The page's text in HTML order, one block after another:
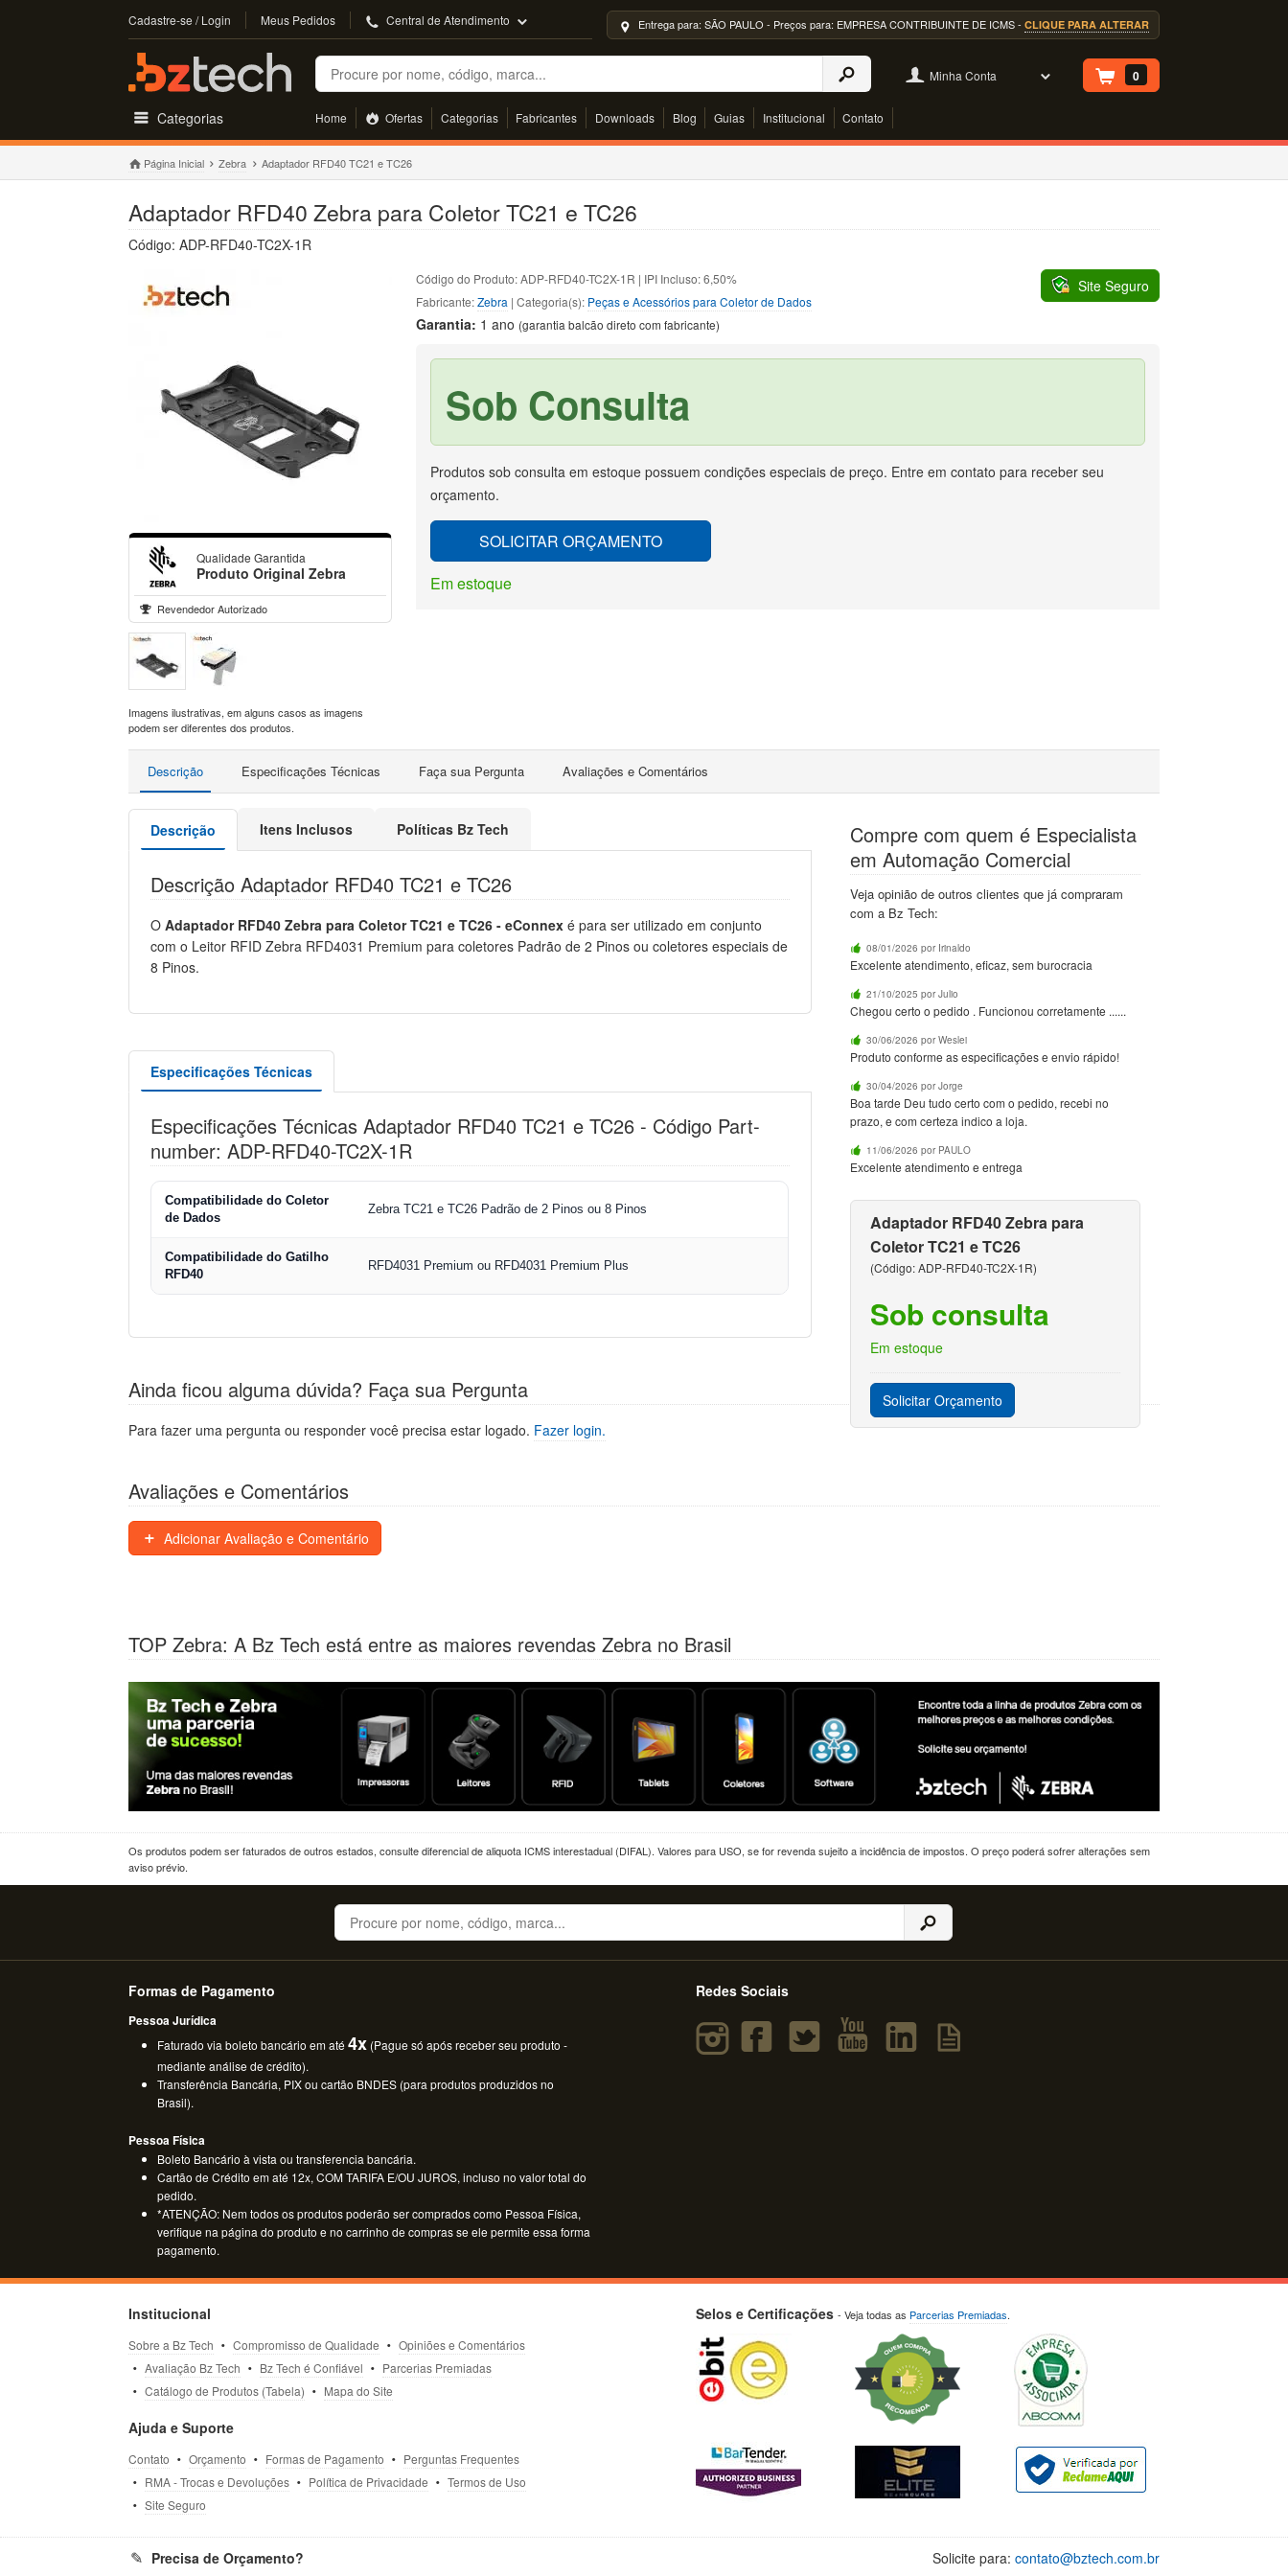
Cadastre-se / Login Meus Pedidos Central de Atendimento Entrega para: SÃO PAULO - Preços para: EMPRESA CONTRIBUINTE DE ICMS - CLIQUE PARA ALTERAR
Buscar
Minha Conta 0
Categorias Home Ofertas Categorias Fabricantes Downloads Blog Guias Institucional Contato
Página Inicial Zebra Adaptador RFD40 TC21 e TC26
Adaptador RFD40 Zebra para Coletor TC21 e TC26
Código: ADP-RFD40-TC2X-1R
Site Seguro
Qualidade Garantida
Produto Original Zebra
Revendedor Autorizado
Imagens ilustrativas, em alguns casos as imagens
podem ser diferentes dos produtos.
Código do Produto: ADP-RFD40-TC2X-1R | IPI Incluso: 6,50%
Fabricante:Zebra | Categoria(s): Peças e Acessórios para Coletor de Dados
Garantia: 1 ano (garantia balcão direto com fabricante)
Sob Consulta
Produtos sob consulta em estoque possuem condições especiais de preço. Entre em contato para receber seu
orçamento.
SOLICITAR ORÇAMENTO
Em estoque
Descrição Especificações Técnicas Faça sua Pergunta Avaliações e Comentários
Descrição Itens Inclusos Políticas Bz Tech
Descrição Adaptador RFD40 TC21 e TC26
OAdaptador RFD40 Zebra para Coletor TC21 e TC26 - eConnex é para ser utilizado em conjunto
com o Leitor RFID Zebra RFD4031 Premium para coletores Padrão de 2 Pinos ou coletores especiais de
8 Pinos.
Especificações Técnicas
Especificações Técnicas Adaptador RFD40 TC21 e TC26 - Código Part-
number: ADP-RFD40-TC2X-1R
Compatibilidade do Coletor
de Dados
Zebra TC21 e TC26 Padrão de 2 Pinos ou 8 Pinos
Compatibilidade do Gatilho
RFD40
RFD4031 Premium ou RFD4031 Premium Plus
Compre com quem é Especialista
em Automação Comercial
Veja opinião de outros clientes que já compraram
com a Bz Tech:
08/01/2026 por Irinaldo
Excelente atendimento, eficaz, sem burocracia
21/10/2025 por Julio
Chegou certo o pedido . Funcionou corretamente ......
30/06/2026 por Weslei
Produto conforme as especificações e envio rápido!
30/04/2026 por Jorge
Boa tarde Deu tudo certo com o pedido, recebi no
prazo, e com certeza indico a loja.
11/06/2026 por PAULO
Excelente atendimento e entrega
Adaptador RFD40 Zebra para
Coletor TC21 e TC26
(Código: ADP-RFD40-TC2X-1R)
Sob consulta
Em estoque
Solicitar Orçamento
Ainda ficou alguma dúvida? Faça sua Pergunta
Para fazer uma pergunta ou responder você precisa estar logado. Fazer login.
Avaliações e Comentários
Adicionar Avaliação e Comentário
TOP Zebra: A Bz Tech está entre as maiores revendas Zebra no Brasil
Os produtos podem ser faturados de outros estados, consulte diferencial de aliquota ICMS interestadual (DIFAL). Valores para USO, se for revenda sujeito a incidência de impostos. O preço poderá sofrer alterações sem
aviso prévio.
Buscar
Formas de Pagamento
Pessoa Jurídica
Faturado via boleto bancário em até4x (Pague só após receber seu produto -
mediante análise de crédito).
Transferência Bancária, PIX ou cartão BNDES (para produtos produzidos no
Brasil).
Pessoa Física
Boleto Bancário à vista ou transferencia bancária.
Cartão de Crédito em até 12x, COM TARIFA E/OU JUROS, incluso no valor total do
pedido.
*ATENÇÃO: Nem todos os produtos poderão ser comprados como Pessoa Física,
verifique na página do produto e no carrinho de compras se ele permite essa forma
pagamento.
Redes Sociais
Institucional
Sobre a Bz Tech Compromisso de Qualidade
Opiniões e Comentários
Avaliação Bz Tech
Bz Tech é Confiável
Parcerias Premiadas
Catálogo de Produtos (Tabela)
Mapa do Site
Ajuda e Suporte
Contato Orçamento Formas de Pagamento
Perguntas Frequentes
RMA - Trocas e Devoluções
Política de Privacidade
Termos de Uso
Site Seguro
Selos e Certificações - Veja todas as Parcerias Premiadas.
Precisa de Orçamento? Solicite para: contato@bztech.com.br